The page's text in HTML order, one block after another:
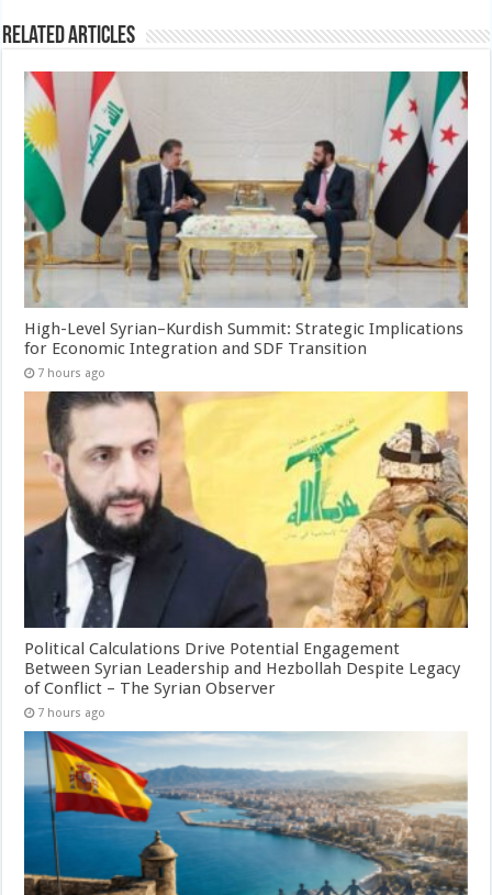
Related Articles
High-Level Syrian–Kurdish Summit: Strategic Implications
for Economic Integration and SDF Transition
7 hours ago
Political Calculations Drive Potential Engagement
Between Syrian Leadership and Hezbollah Despite Legacy
of Conflict – The Syrian Observer
7 hours ago